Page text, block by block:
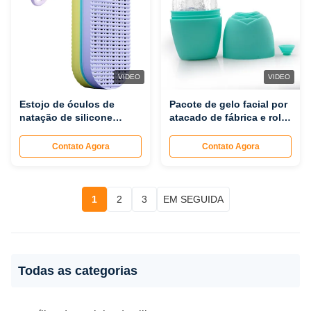
VIDEO
Estojo de óculos de
natação de silicone
de armazenamento de
óculos respirável à prova
arranhões para óculos de
Contato Agora
VIDEO
Pacote de gelo facial por
atacado de fábrica e rolo
facial para massagem de
maquiagem para reduzir
Contato Agora
1 2 3 EM SEGUIDA
Todas as categorias